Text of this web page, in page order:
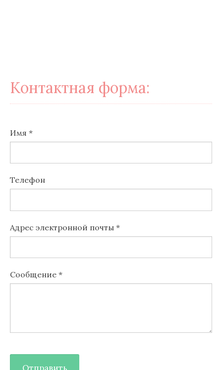
Контактная форма:
Имя *
Телефон
Адрес электронной почты *
Сообщение *